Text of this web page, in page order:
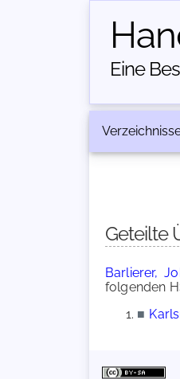
Eine
Geteilte
Barlierer,
folgenden
■